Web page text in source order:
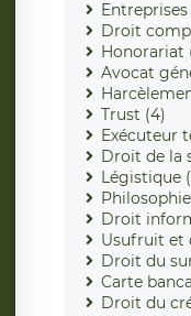
Droit
Honorariat
Avocat
Trust (4)
Exécuteur
Droit de la
Légistique
Droit
Usufruit et
Droit du
Carte
Droit du